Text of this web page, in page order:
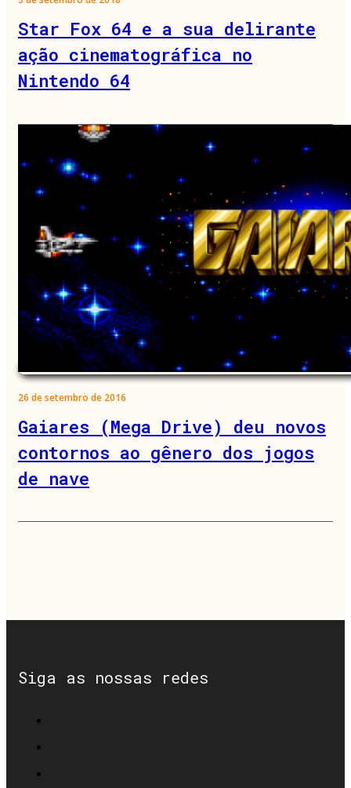
Star Fox 64 e a sua delirante
ação cinematográfica no
Nintendo 64
26 de setembro de 2016
Gaiares (Mega Drive) deu novos
contornos ao gênero dos jogos
de nave
Siga as nossas redes